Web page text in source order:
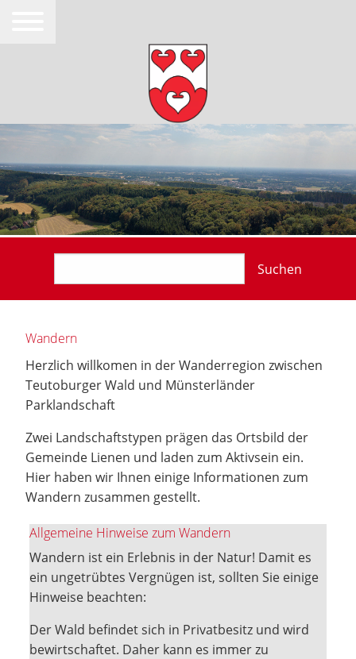
Suchen
Wandern
Herzlich willkomen in der Wanderregion zwischen
Teutoburger Wald und Münsterländer
Parklandschaft
Zwei Landschaftstypen prägen das Ortsbild der
Gemeinde Lienen und laden zum Aktivsein ein.
Hier haben wir Ihnen einige Informationen zum
Wandern zusammen gestellt.
Allgemeine Hinweise zum Wandern
Wandern ist ein Erlebnis in der Natur! Damit es
ein ungetrübtes Vergnügen ist, sollten Sie einige
Hinweise beachten:
Der Wald befindet sich in Privatbesitz und wird
bewirtschaftet. Daher kann es immer zu